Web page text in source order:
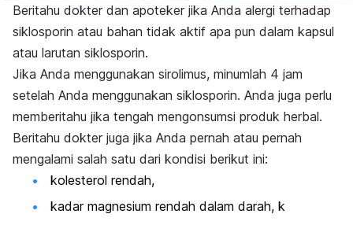
Beritahu dokter dan apoteker jika Anda alergi terhadap
siklosporin atau bahan tidak aktif apa pun dalam kapsul
atau larutan siklosporin.
Jika Anda menggunakan sirolimus, minumlah 4 jam
setelah Anda menggunakan siklosporin. Anda juga perlu
memberitahu jika tengah mengonsumsi produk herbal.
Beritahu dokter juga jika Anda pernah atau pernah
mengalami salah satu dari kondisi berikut ini:
kolesterol rendah,
kadar magnesium rendah dalam darah, k